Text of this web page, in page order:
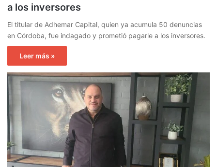
a los inversores
El titular de Adhemar Capital, quien ya acumula 50 denuncias
en Córdoba, fue indagado y prometió pagarle a los inversores.
Leer más »